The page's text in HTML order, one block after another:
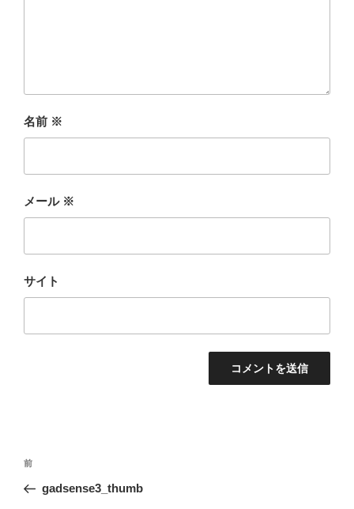
名前 ※
メール ※
サイト
投
ナ
前
の
前
gadsense3_thumb